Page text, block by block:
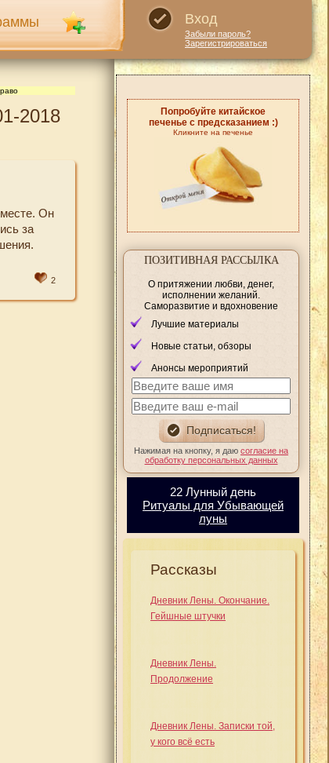
Вход
Забыли пароль?
Зарегистрироваться
2018
Он
за
2
Попробуйте китайское
печенье с предсказанием :)
Кликните на печенье
ПОЗИТИВНАЯ РАССЫЛКА
О притяжении любви, денег,
исполнении желаний.
Саморазвитие и вдохновение
Лучшие материалы
Новые статьи, обзоры
Анонсы мероприятий
Нажимая на кнопку, я даю согласие на
обработку персональных данных
22 Лунный день
Ритуалы для Убывающей
луны
Рассказы
Дневник Лены. Окончание.
Гейшные штучки
Дневник Лены.
Продолжение
Дневник Лены. Записки той,
у кого всё есть